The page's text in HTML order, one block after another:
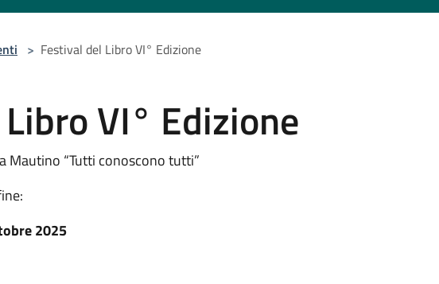
> Festival del Libro VI° Edizione
VI° Edizione
Mautino “Tutti conoscono tutti”
2025